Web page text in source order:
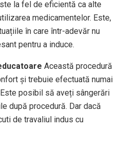
la fel de eficientă ca alte
medicamentelor. Este,
în care într-adevăr nu
pentru a induce.
Această procedură
și trebuie efectuată numai
posibil să aveți sângerări
după procedură. Dar dacă
de travaliul indus cu